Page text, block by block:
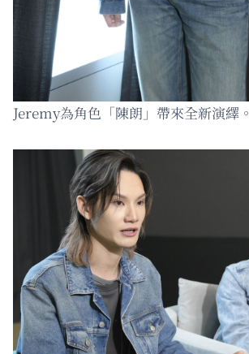
Jeremy為角色「陳朗」帶來全新演繹。